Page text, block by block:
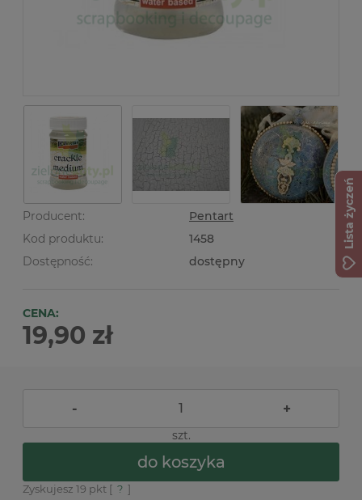
Producent:
Pentart
Kod produktu:
1458
Dostępność:
dostępny
CENA:
19,90 zł
- +
szt.
do koszyka
Zyskujesz 19 pkt [ ? ]
Lista życzeń